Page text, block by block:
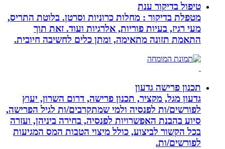
טיפול בדיקור ענת
מטפלת בדיקור : מחלות כרוניות וסרטן. בלוטת התריס,
מעי רגיז, בעיות פוריות, אלרגיות ועוד. זאת תוך
התאמת תזונה מתאימה, ומתן כלים לחשיבה חיובית.
תכנון פרישה גדעון
גדעון מגל, מקציר, תכנון פרישה, דרום השרון, יעוץ
לפורשים/ות לפנסיה ולמי שמתקרבים/ות לגיל הפרישה,
סיוע בהבנת האפשרויות לפנסיה, בחירה ביניהן, ועזרה
בכל הקשור לביצוע, כולל מיצוי הטבות המס המגיעות
לפורשים/ות.